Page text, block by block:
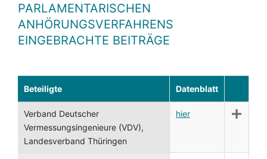
PARLAMENTARISCHEN
ANHÖRUNGSVERFAHRENS
EINGEBRACHTE BEITRÄGE
Beteiligte Datenblatt
Verband Deutscher
Vermessungsingenieure (VDV),
Landesverband Thüringen
hier